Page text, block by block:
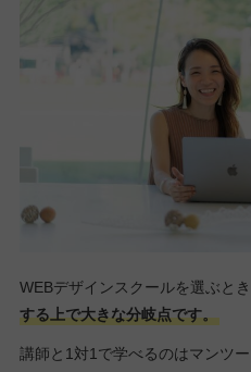
WEBデザインスクールを選ぶとき
する上で大きな分岐点です。
講師と1対1で学べるのはマンツ